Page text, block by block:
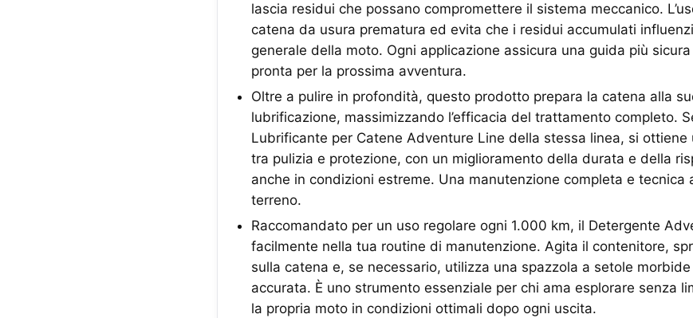
lascia residui che possano compromettere il sistema meccanico.
catena da usura prematura ed evita che i residui accumulati
generale della moto. Ogni applicazione assicura una guida più
pronta per la prossima avventura.
Oltre a pulire in profondità, questo prodotto prepara la catena alla
lubrificazione, massimizzando l’efficacia del trattamento completo.
Lubrificante per Catene Adventure Line della stessa linea, si
tra pulizia e protezione, con un miglioramento della durata e della
anche in condizioni estreme. Una manutenzione completa e tecnica
terreno.
Raccomandato per un uso regolare ogni 1.000 km, il Detergente
facilmente nella tua routine di manutenzione. Agita il contenitore,
sulla catena e, se necessario, utilizza una spazzola a setole
accurata. È uno strumento essenziale per chi ama esplorare senza
la propria moto in condizioni ottimali dopo ogni uscita.